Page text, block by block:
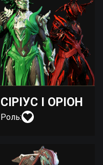
СІРІУС І ОРІОН
Роль: